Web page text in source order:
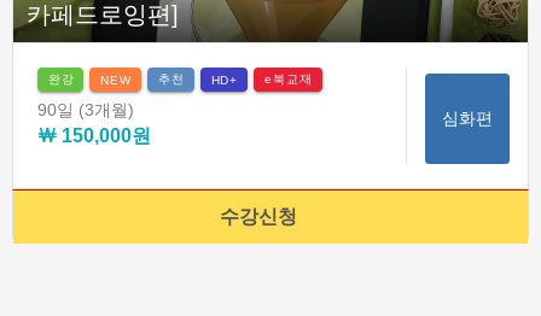
카페드로잉편]
완강 NEW 추천 HD+ e북교재
90일 (3개월)
￦ 150,000원
심화편
수강신청